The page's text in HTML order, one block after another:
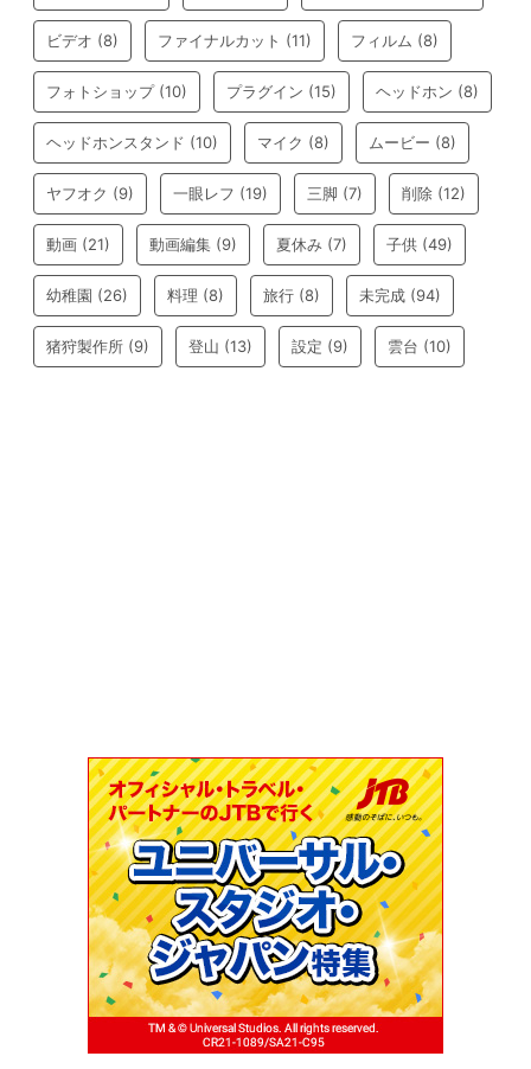
ビデオ (8) ファイナルカット (11) フィルム (8)
フォトショップ(10) プラグイン (15) ヘッドホン (8)
ヘッドホンスタンド (10) マイク (8) ムービー (8)
ヤフオク (9) 一眼レフ (19) 三脚 (7) 削除 (12)
動画 (21) 動画編集 (9) 夏休み (7) 子供 (49)
幼稚園 (26) 料理 (8) 旅行 (8) 未完成 (94)
猪狩製作所 (9) 登山 (13) 設定 (9) 雲台 (10)